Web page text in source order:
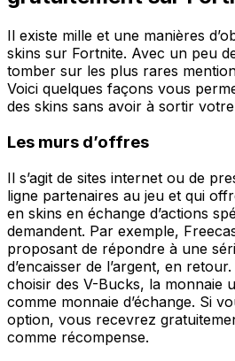
Il existe mille et une manières
skins sur Fortnite. Avec un peu
tomber sur les plus rares
Voici quelques façons vous
des skins sans avoir à sortir
Les murs d’offres
Il s’agit de sites internet ou de
ligne partenaires au jeu et qui
en skins en échange d’actions
demandent. Par exemple,
proposant de répondre à une
d’encaisser de l’argent, en
choisir des V-Bucks, la monnaie
comme monnaie d’échange. Si
option, vous recevrez
comme récompense.